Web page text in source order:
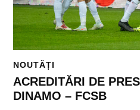
NOUTĂȚI
ACREDITĂRI DE
DINAMO – FCSB